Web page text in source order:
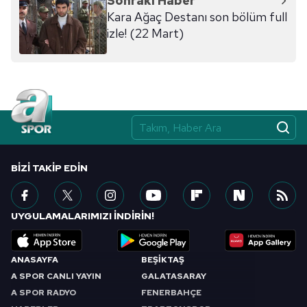
ilgili mevzuata uygun olarak kullanılan çerezlerle ilgili bilgi
almak için lütfentıklayınız.
Kara Ağaç Destanı son bölüm full
izle! (22 Mart)
ANASAYFA
A SPOR CANLI YAYIN
A SPOR RADYO
BEŞİKTAŞ
GALATASARAY
FENERBAHÇE
BIZI TAKIP EDIN
UYGULAMALARIMIZI İNDİRİN!